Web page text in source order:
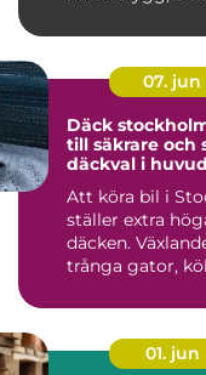
07. jun
Däck stockholm en
till säkrare och
däckval i
Att köra bil i
ställer extra
däcken.
trånga gator,
01. jun